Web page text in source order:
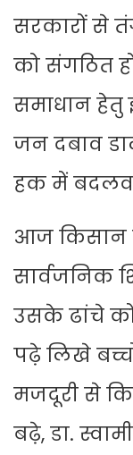
सरकारों से
को संगठित
समाधान हेतु
जन दबाव
हक में
आज किसान
सार्वजनिक
उसके ढांचे
पढ़े लिखे
मजदूरी से
बढ़े, डा.